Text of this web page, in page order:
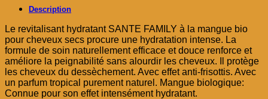
Description
Le revitalisant hydratant SANTE FAMILY à la mangue bio
pour cheveux secs procure une hydratation intense. La
formule de soin naturellement efficace et douce renforce et
améliore la peignabilité sans alourdir les cheveux. Il protège
les cheveux du dessèchement. Avec effet anti-frisottis. Avec
un parfum tropical purement naturel. Mangue biologique:
Connue pour son effet intensément hydratant.